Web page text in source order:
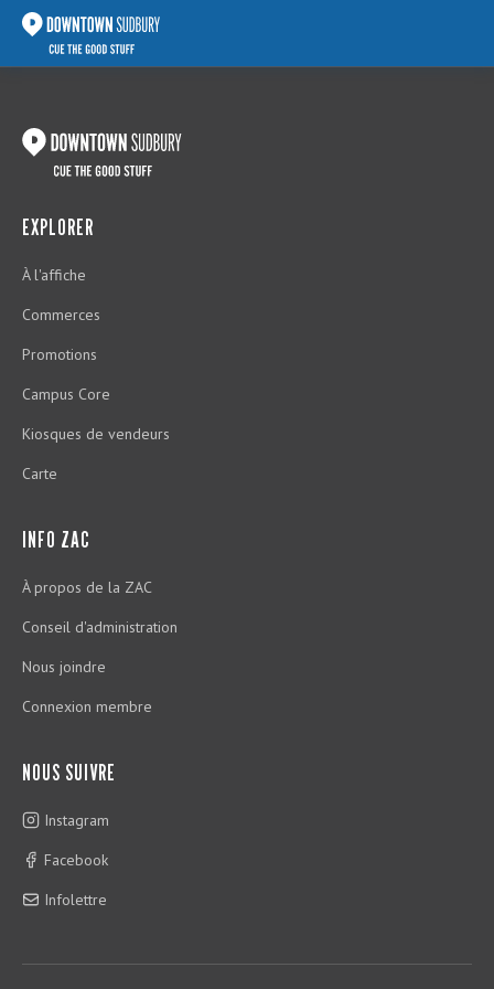
EXPLORER
À l'affiche
Commerces
Promotions
Campus Core
Kiosques de vendeurs
Carte
INFO ZAC
À propos de la ZAC
Conseil d'administration
Nous joindre
Connexion membre
NOUS SUIVRE
Instagram
Facebook
Infolettre